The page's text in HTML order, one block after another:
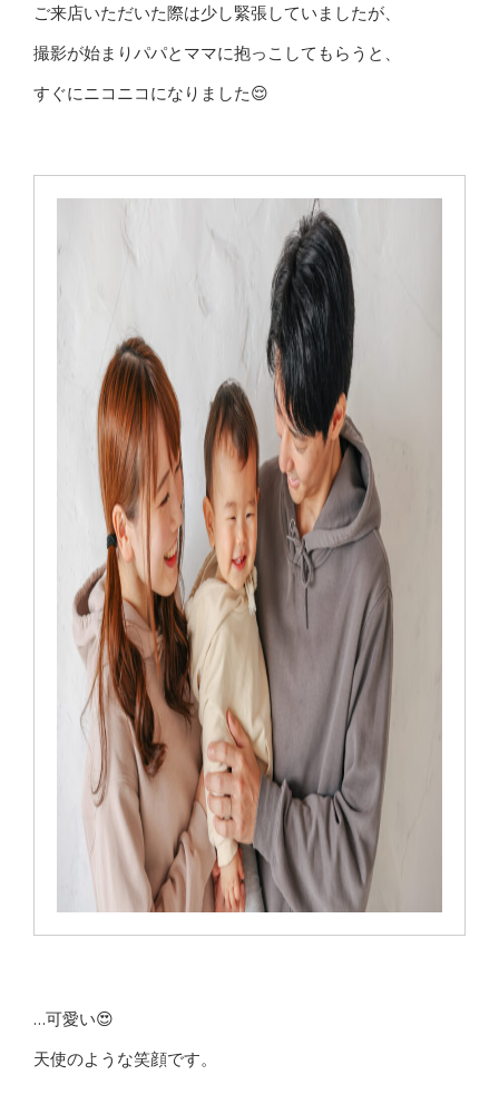
ご来店いただいた際は少し緊張していましたが、
撮影が始まりパパとママに抱っこしてもらうと、
すぐにニコニコになりました😌
…可愛い😍
天使のような笑顔です。